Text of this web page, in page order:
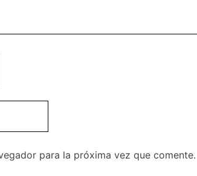
para la próxima vez que comente.